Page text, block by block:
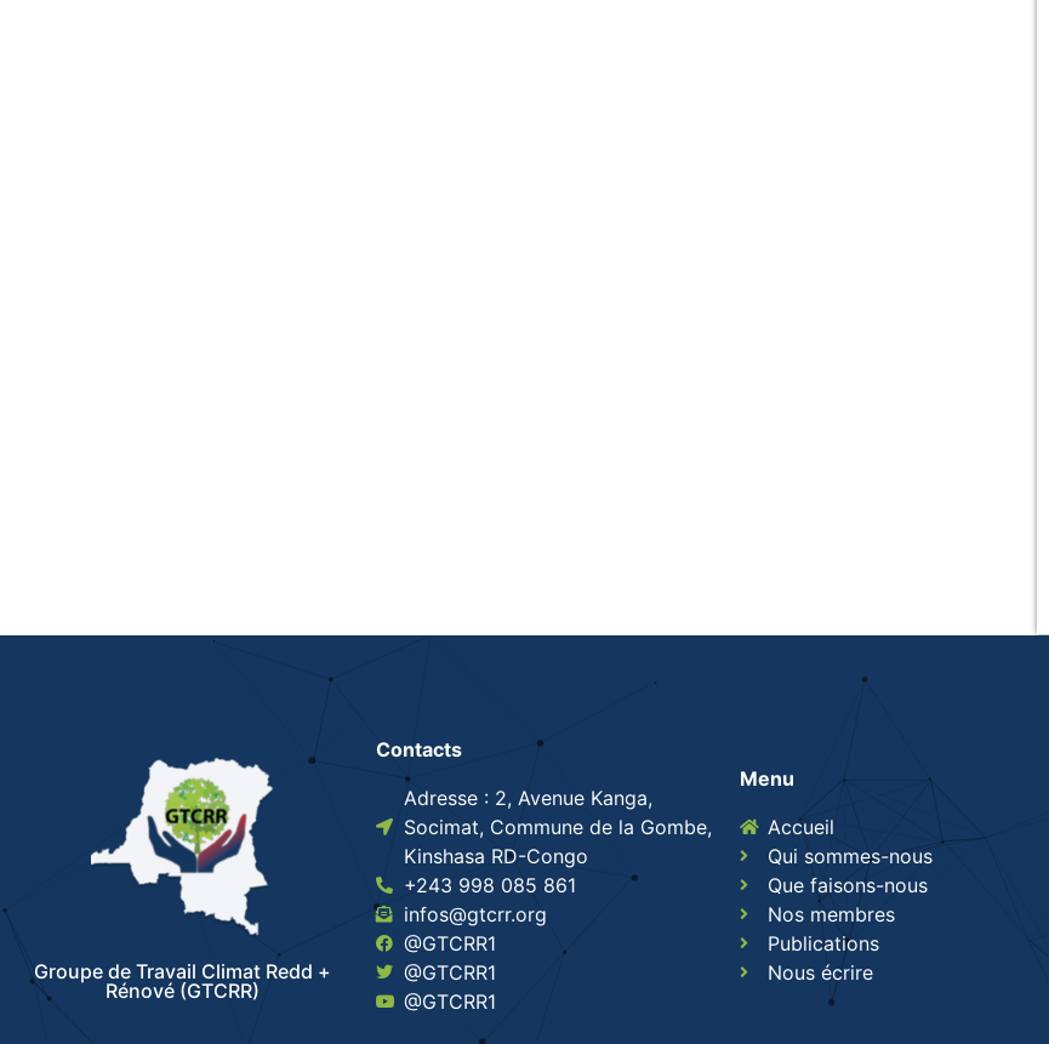
Groupe de Travail Climat Redd +
Rénové (GTCRR)
Contacts
Adresse : 2, Avenue Kanga,
Socimat, Commune de la Gombe,
Kinshasa RD-Congo
+243 998 085 861
infos@gtcrr.org
@GTCRR1
@GTCRR1
@GTCRR1
Menu
Accueil
Qui sommes-nous
Que faisons-nous
Nos membres
Publications
Nous écrire